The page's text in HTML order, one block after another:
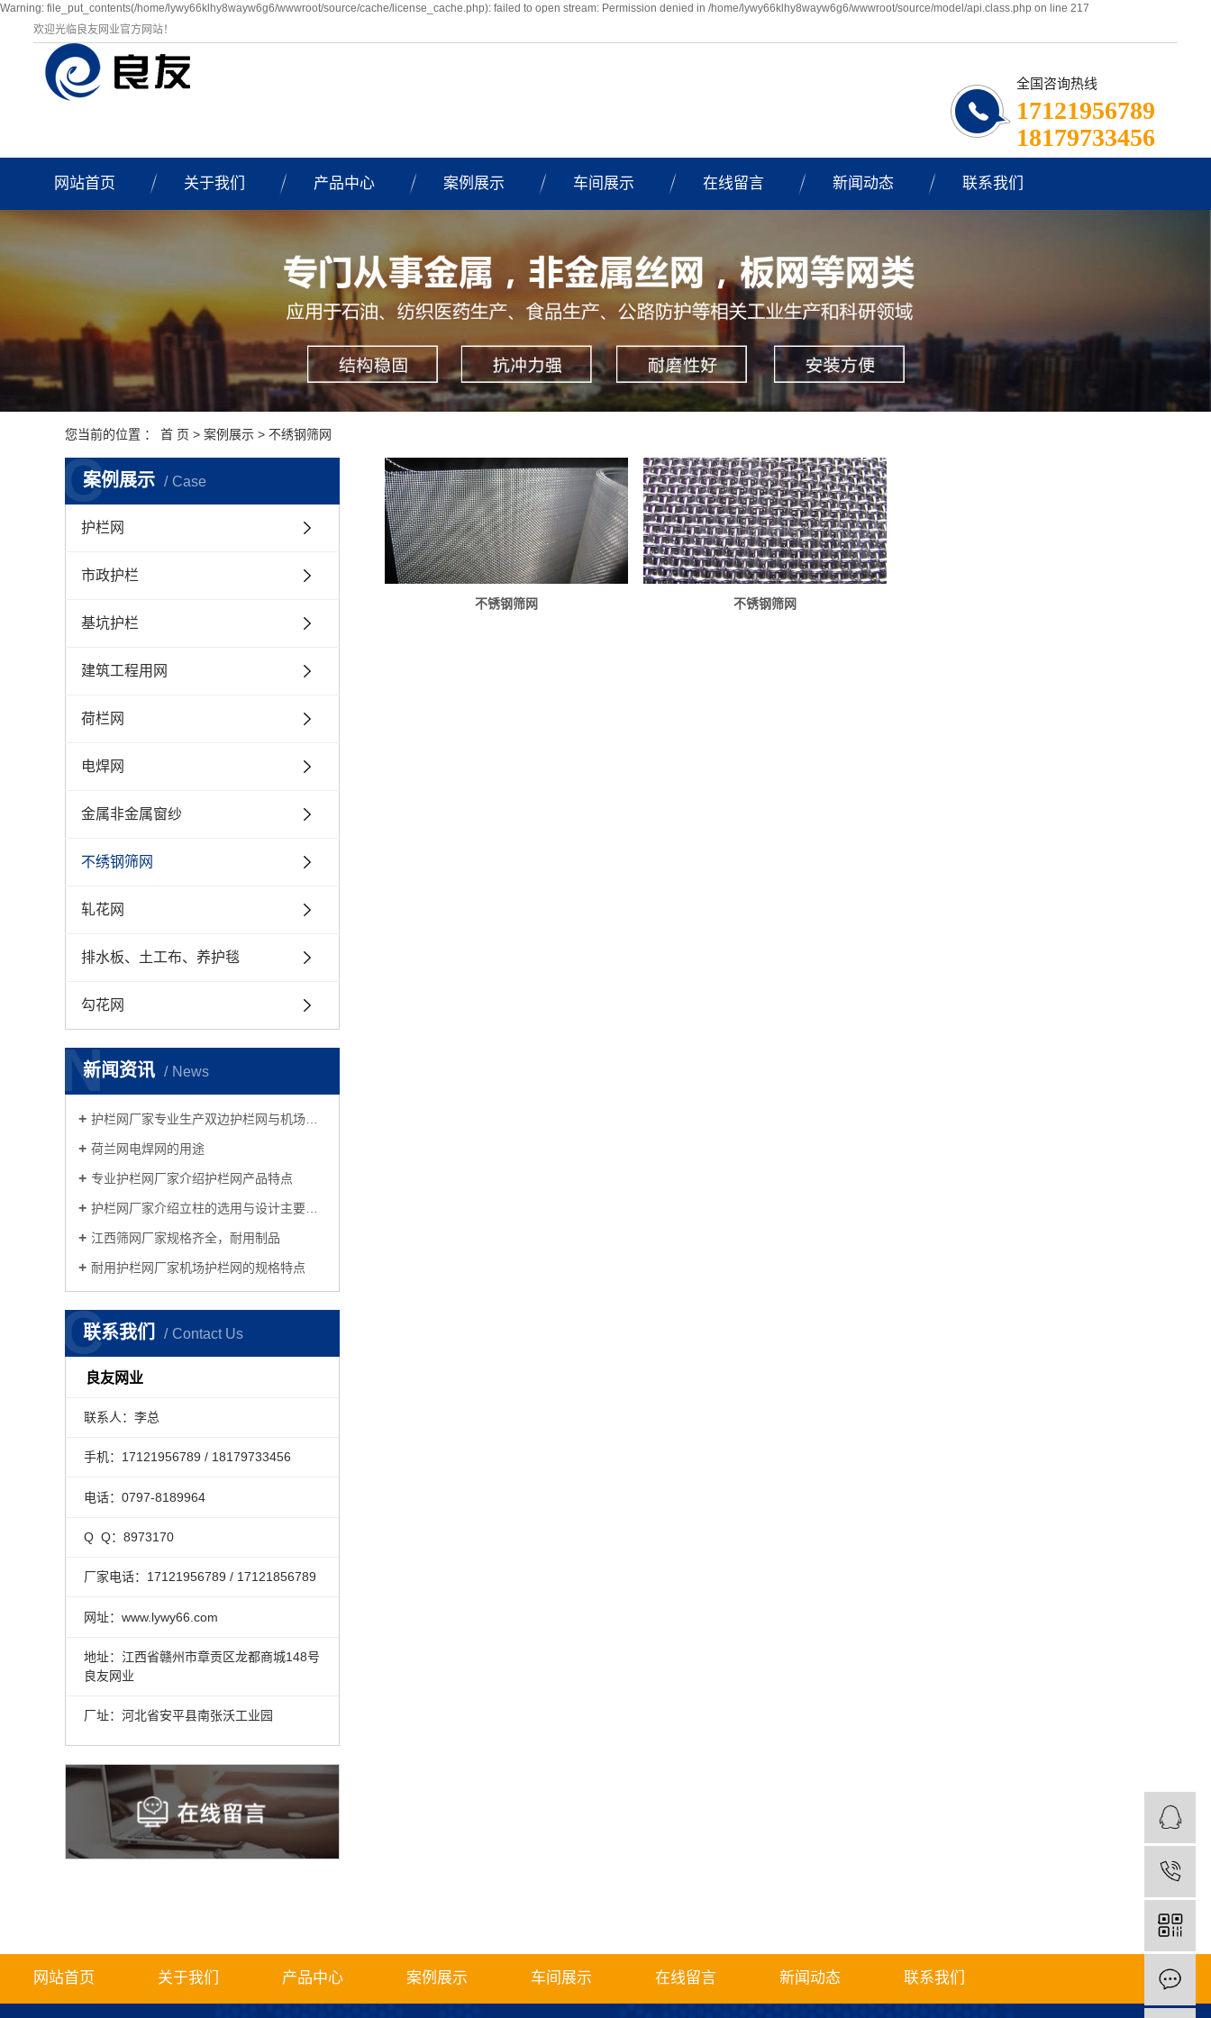
Warning: file_put_contents(/home/lywy66klhy8wayw6g6/wwwroot/source/cache/license_cache.php): failed to open stream: Permission denied in /home/lywy66klhy8wayw6g6/wwwroot/source/model/api.class.php on line 217
欢迎光临良友网业官方网站！
全国咨询热线
17121956789
18179733456
网站首页 关于我们 产品中心 案例展示 车间展示 在线留言 新闻动态 联系我们
您当前的位置 ： 首 页 > 案例展示 > 不绣钢筛网
案例展示 Case
C
护栏网
市政护栏
基坑护栏
建筑工程用网
荷栏网
电焊网
金属非金属窗纱
不绣钢筛网
轧花网
排水板、土工布、养护毯
勾花网
新闻资讯 News
N
护栏网厂家专业生产双边护栏网与机场护栏网
荷兰网电焊网的用途
专业护栏网厂家介绍护栏网产品特点
护栏网厂家介绍立柱的选用与设计主要考虑因素
江西筛网厂家规格齐全，耐用制品
耐用护栏网厂家机场护栏网的规格特点
联系我们 Contact Us
C
良友网业
联系人：李总
手机：17121956789 / 18179733456
电话：0797-8189964
Q Q：8973170
厂家电话：17121956789 / 17121856789
网址：www.lywy66.com
地址：江西省赣州市章贡区龙都商城148号
良友网业
厂址：河北省安平县南张沃工业园
不锈钢筛网 不锈钢筛网
网站首页 关于我们 产品中心 案例展示 车间展示 在线留言 新闻动态 联系我们